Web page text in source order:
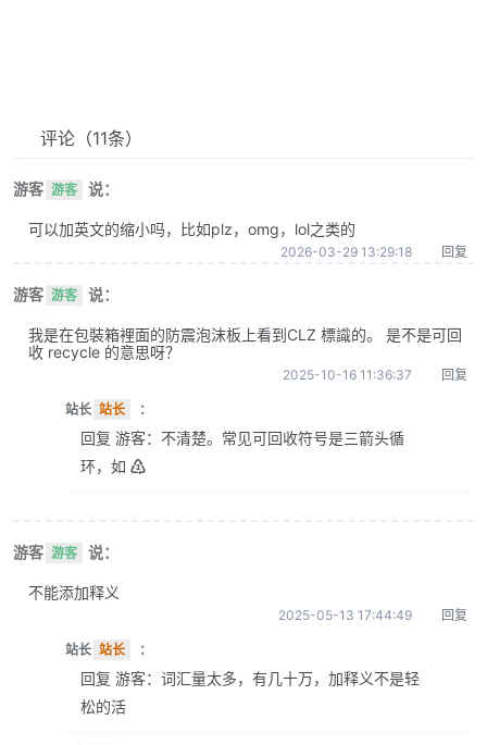
评论 （11条）
游客 游客 说：
可以加英文的缩小吗，比如plz，omg，lol之类的
2026-03-29 13:29:18 回复
游客 游客 说：
我是在包裝箱裡面的防震泡沫板上看到CLZ 標識的。 是不是可回
收 recycle 的意思呀？
2025-10-16 11:36:37 回复
站长 站长 ：
回复 游客：不清楚。常见可回收符号是三箭头循
环，如 ♴
游客 游客 说：
不能添加释义
2025-05-13 17:44:49 回复
站长 站长 ：
回复 游客：词汇量太多，有几十万，加释义不是轻
松的活